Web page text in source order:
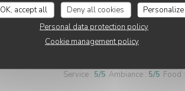
OK, accept all Deny all cookies
Personalize
Personal data protection policy
Cookie management policy
Service : 5/5 Ambiance : 5/5 Food :